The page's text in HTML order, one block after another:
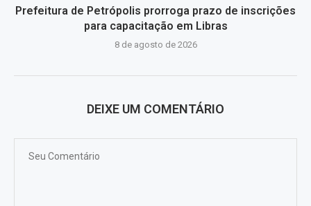
Prefeitura de Petrópolis prorroga prazo de inscrições
para capacitação em Libras
8 de agosto de 2026
DEIXE UM COMENTÁRIO